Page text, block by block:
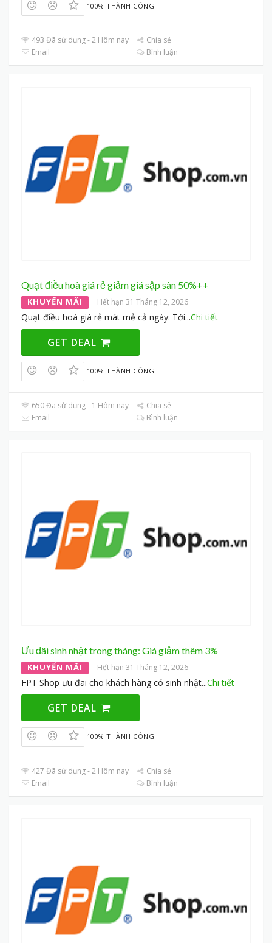
100% THÀNH CÔNG
493 Đã sử dụng - 2 Hôm nay
Chia sẻ
Email
Bình luận
Quạt điều hoà giá rẻ giảm giá sập sàn 50%++
KHUYẾN MÃI Hết hạn 31 Tháng 12, 2026
Quạt điều hoà giá rẻ mát mẻ cả ngày: Tới...Chi tiết
GET DEAL
100% THÀNH CÔNG
650 Đã sử dụng - 1 Hôm nay
Chia sẻ
Email
Bình luận
Ưu đãi sinh nhật trong tháng: Giá giảm thêm 3%
KHUYẾN MÃI Hết hạn 31 Tháng 12, 2026
FPT Shop ưu đãi cho khách hàng có sinh nhật...Chi tiết
GET DEAL
100% THÀNH CÔNG
427 Đã sử dụng - 2 Hôm nay
Chia sẻ
Email
Bình luận